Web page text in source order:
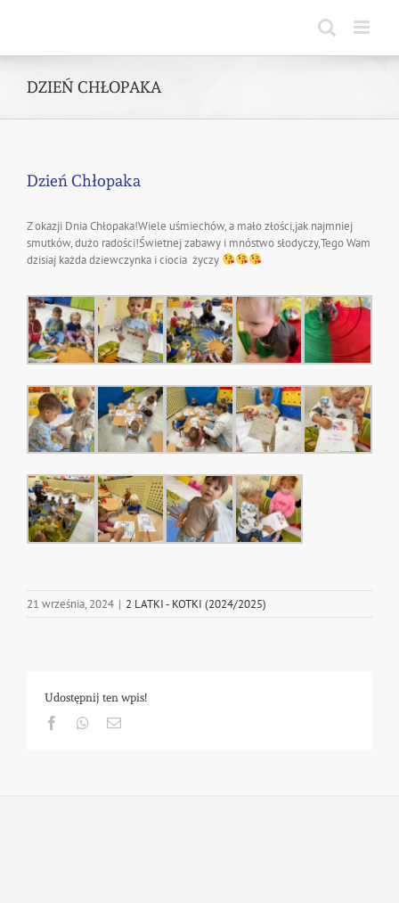
DZIEŃ CHŁOPAKA
Dzień Chłopaka
Z okazji Dnia Chłopaka!Wiele uśmiechów, a mało złości,jak najmniej
smutków, dużo radości!Świetnej zabawy i mnóstwo słodyczy,Tego Wam
dzisiaj każda dziewczynka i ciocia życzy
21 września, 2024 | 2 LATKI - KOTKI (2024/2025)
Udostępnij ten wpis!
FacebookWhatsapp
Email